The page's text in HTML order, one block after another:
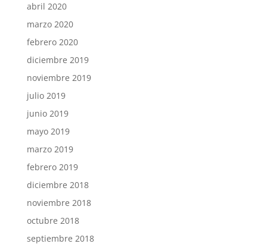
abril 2020
marzo 2020
febrero 2020
diciembre 2019
noviembre 2019
julio 2019
junio 2019
mayo 2019
marzo 2019
febrero 2019
diciembre 2018
noviembre 2018
octubre 2018
septiembre 2018